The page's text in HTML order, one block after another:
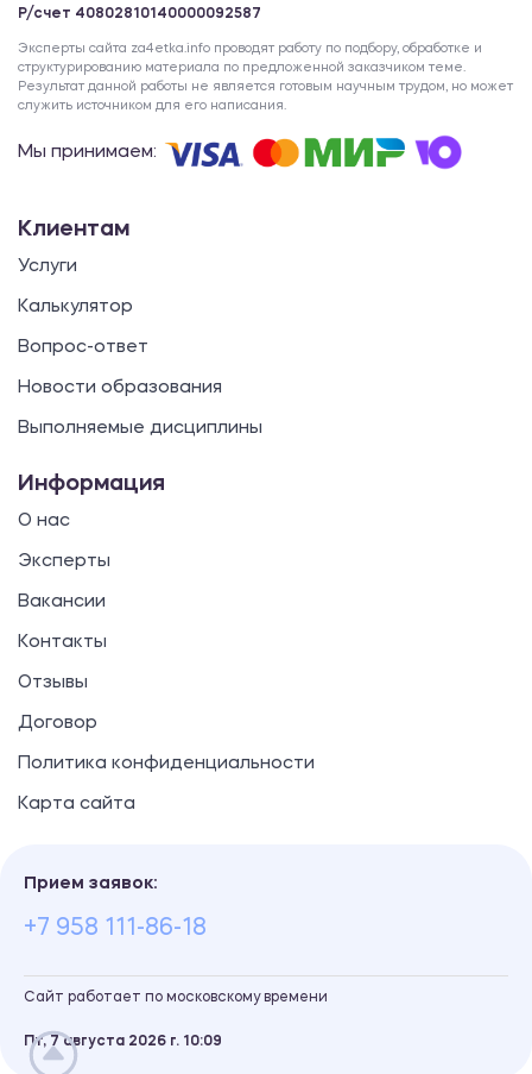
Р/счет 40802810140000092587
Эксперты сайта za4etka.info проводят работу по подбору, обработке и
структурированию материала по предложенной заказчиком теме.
Результат данной работы не является готовым научным трудом, но может
служить источником для его написания.
Мы принимаем:
Клиентам
Услуги
Калькулятор
Вопрос-ответ
Новости образования
Выполняемые дисциплины
Информация
О нас
Эксперты
Вакансии
Контакты
Отзывы
Договор
Политика конфиденциальности
Карта сайта
Прием заявок:
+7 958 111-86-18
Сайт работает по московскому времени
Пт, 7 августа 2026 г. 10:09